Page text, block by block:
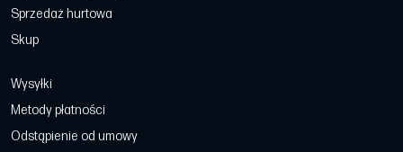
Sprzedaż hurtowa
Skup
Wysyłki
Metody płatności
Odstąpienie od umowy